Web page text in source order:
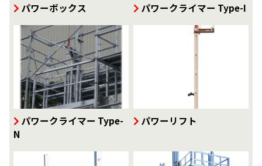
パワーボックス パワークライマー Type-I
パワークライマー Type-
N
パワーリフト